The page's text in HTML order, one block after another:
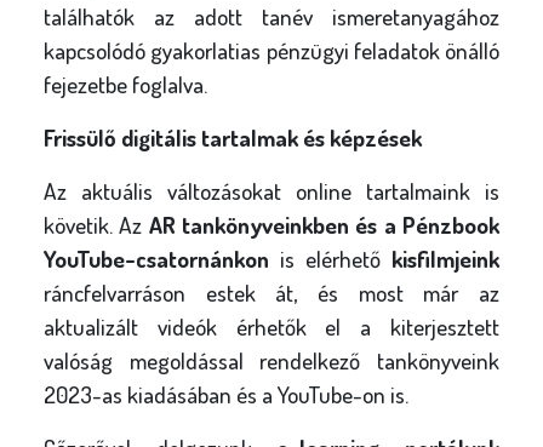
találhatók az adott tanév ismeretanyagához
kapcsolódó gyakorlatias pénzügyi feladatok önálló
fejezetbe foglalva.
Frissülő digitális tartalmak és képzések
Az aktuális változásokat online tartalmaink is
követik. Az AR tankönyveinkben és a Pénzbook
YouTube-csatornánkon is elérhető kisfilmjeink
ráncfelvarráson estek át, és most már az
aktualizált videók érhetők el a kiterjesztett
valóság megoldással rendelkező tankönyveink
2023-as kiadásában és a YouTube-on is.